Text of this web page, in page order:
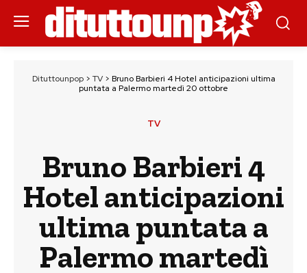
Dituttounpop> TV> Bruno Barbieri 4 Hotel anticipazioni ultima
puntata a Palermo martedì 20 ottobre
TV
Bruno Barbieri 4
Hotel anticipazioni
ultima puntata a
Palermo martedì